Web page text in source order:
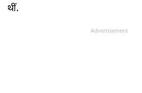
थीं.
Advertisement